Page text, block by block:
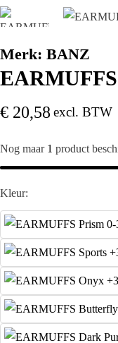
Merk: BANZ
€ 20,58 excl. BTW
Nog maar 1 product
Kleur: